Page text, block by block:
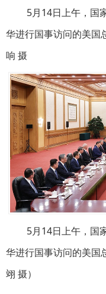
5月14日上午，国
华进行国事访问的美国
响 摄
5月14日上午，国
华进行国事访问的美国
翊 摄）